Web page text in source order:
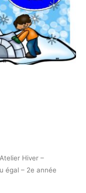
Hiver –
égal – 2e année